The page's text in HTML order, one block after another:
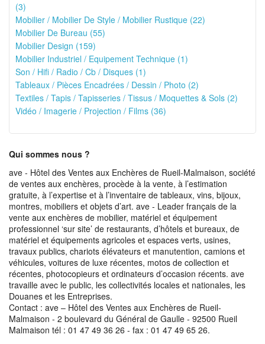
(3)
Mobilier / Mobilier De Style / Mobilier Rustique (22)
Mobilier De Bureau (55)
Mobilier Design (159)
Mobilier Industriel / Equipement Technique (1)
Son / Hifi / Radio / Cb / Disques (1)
Tableaux / Pièces Encadrées / Dessin / Photo (2)
Textiles / Tapis / Tapisseries / Tissus / Moquettes & Sols (2)
Vidéo / Imagerie / Projection / Films (36)
Qui sommes nous ?
ave - Hôtel des Ventes aux Enchères de Rueil-Malmaison, société
de ventes aux enchères, procède à la vente, à l’estimation
gratuite, à l’expertise et à l’inventaire de tableaux, vins, bijoux,
montres, mobiliers et objets d’art. ave - Leader français de la
vente aux enchères de mobilier, matériel et équipement
professionnel ‘sur site’ de restaurants, d’hôtels et bureaux, de
matériel et équipements agricoles et espaces verts, usines,
travaux publics, chariots élévateurs et manutention, camions et
véhicules, voitures de luxe récentes, motos de collection et
récentes, photocopieurs et ordinateurs d’occasion récents. ave
travaille avec le public, les collectivités locales et nationales, les
Douanes et les Entreprises.
Contact : ave – Hôtel des Ventes aux Enchères de Rueil-
Malmaison - 2 boulevard du Général de Gaulle - 92500 Rueil
Malmaison tél : 01 47 49 36 26 - fax : 01 47 49 65 26.